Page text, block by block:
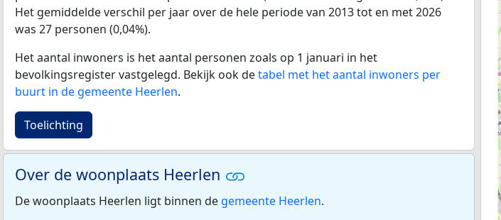
Het gemiddelde verschil per jaar over de hele periode van 2013 tot en met 2026
was 27 personen (0,04%).
Het aantal inwoners is het aantal personen zoals op 1 januari in het
bevolkingsregister vastgelegd. Bekijk ook detabel met het aantal inwoners per
buurt in de gemeente Heerlen.
Toelichting
Over de woonplaats Heerlen
De woonplaats Heerlen ligt binnen de gemeente Heerlen.